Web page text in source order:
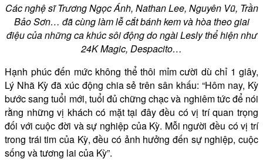
Các nghệ sĩ Trương Ngọc Ánh, Nathan Lee, Nguyên Vũ, Trần
Bảo Sơn… đã cùng làm lễ cắt bánh kem và hòa theo giai
điệu của những ca khúc sôi động do ngài Lesly thể hiện như
24K Magic, Despacito…
Hạnh phúc đến mức không thể thôi mỉm cười dù chỉ 1 giây,
Lý Nhã Kỳ đã xúc động chia sẻ trên sân khấu: “Hôm nay, Kỳ
bước sang tuổi mới, tuổi đủ chững chạc và nghiêm tức để nói
rằng những vị khách có mặt tại đây đều có vị trí quan trọng
đối với cuộc đời và sự nghiệp của Kỳ. Mỗi người đều có vị trí
trong trái tim của Kỳ, đều có ảnh hưởng đến sự nghiệp, cuộc
sống và tương lai của Kỳ”.